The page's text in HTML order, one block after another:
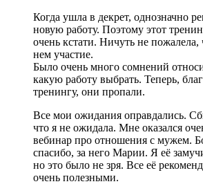
Когда ушла в декрет, однозначно
новую работу. Поэтому этот
очень кстати. Ничуть не пожалела,
нем участие.
Было очень много сомнений
какую работу выбрать. Теперь,
тренингу, они пропали.
Все мои ожидания оправдались.
что я не ожидала. Мне оказался
вебинар про отношения с мужем.
спасибо, за него Марии. Я её
но это было не зря. Все её
очень полезными.